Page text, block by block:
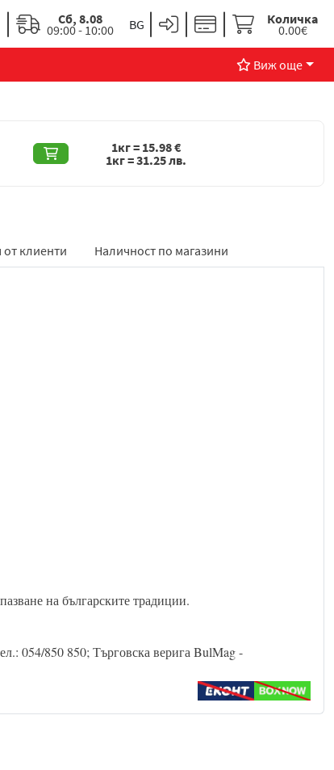
Сб, 8.08
09:00 - 10:00
Количка
0.00€
Виж още
1кг = 15.98€
1кг =31.25лв.
клиенти Наличност по магазини
на българските традиции.
054/850 850; Търговска верига BulMag -